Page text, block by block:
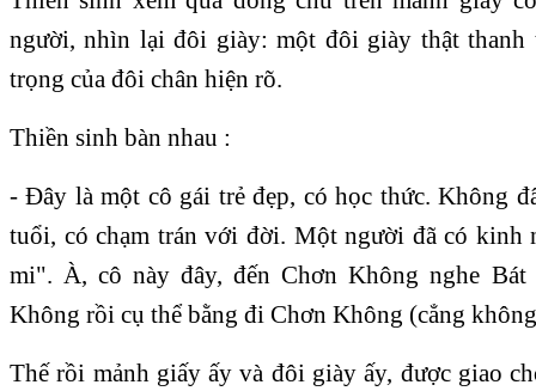
người, nhìn lại đôi giày: một đôi giày thật thanh
trọng của đôi chân hiện rõ.
Thiền sinh bàn nhau :
- Ðây là một cô gái trẻ đẹp, có học thức. Không
tuổi, có chạm trán với đời. Một người đã có kinh
mi". À, cô này đây, đến Chơn Không nghe
Không rồi cụ thể bằng đi Chơn Không (cẳng
Thế rồi mảnh giấy ấy và đôi giày ấy, được giao